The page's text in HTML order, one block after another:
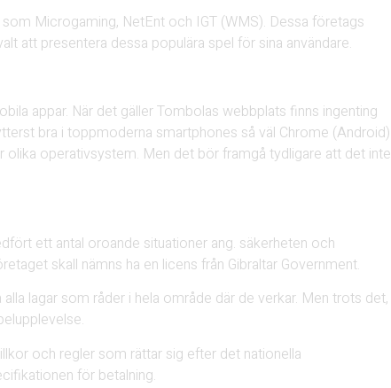
Microgaming, NetEnt och IGT (WMS). Dessa företags
att presentera dessa populära spel för sina användare.
appar. När det gäller Tombolas webbplats finns ingenting
bra i toppmoderna smartphones så väl Chrome (Android)
operativsystem. Men det bör framgå tydligare att det inte
ett antal oroande situationer ang. säkerheten och
skall nämns ha en licens från Gibraltar Government.
lagar som råder i hela område där de verkar. Men trots det,
och regler som rättar sig efter det nationella
för betalning.